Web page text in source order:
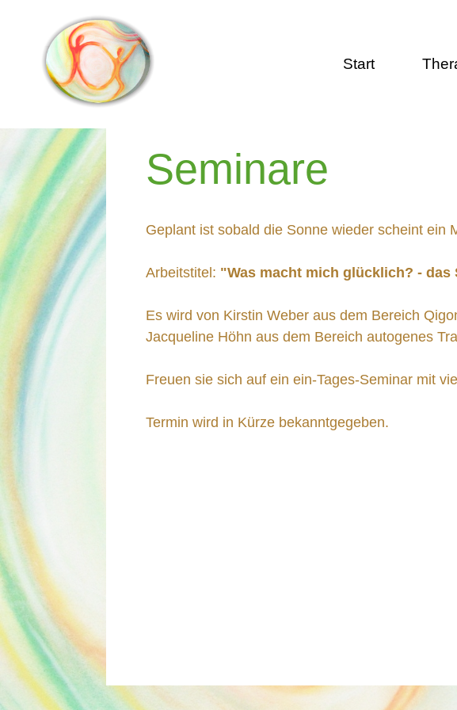
Start
Seminare
Geplant ist sobald die Sonne wieder scheint ein
Arbeitstitel: "Was macht mich glücklich? - das
Es wird von Kirstin Weber aus dem Bereich
Jacqueline Höhn aus dem Bereich autogenes
Freuen sie sich auf ein ein-Tages-Seminar mit
Termin wird in Kürze bekanntgegeben.